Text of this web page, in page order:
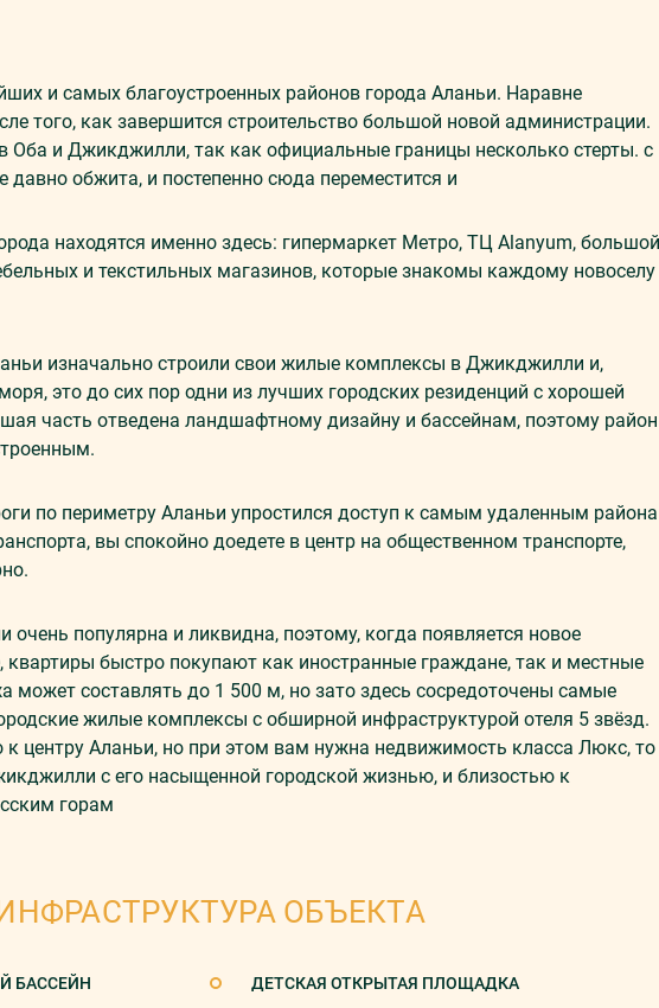
и самых благоустроенных районов города Аланьи. Наравне
того, как завершится строительство большой новой администрации.
Оба и Джикджилли, так как официальные границы несколько стерты. с
давно обжита, и постепенно сюда переместится и
находятся именно здесь: гипермаркет Метро, ТЦ Alanyum, большой
и текстильных магазинов, которые знакомы каждому новоселу
изначально строили свои жилые комплексы в Джикджилли и,
это до сих пор одни из лучших городских резиденций с хорошей
часть отведена ландшафтному дизайну и бассейнам, поэтому район
по периметру Аланьи упростился доступ к самым удаленным
вы спокойно доедете в центр на общественном транспорте,
популярна и ликвидна, поэтому, когда появляется новое
квартиры быстро покупают как иностранные граждане, так и местные
может составлять до 1 500 м, но зато здесь сосредоточены самые
жилые комплексы с обширной инфраструктурой отеля 5 звёзд.
к центру Аланьи, но при этом вам нужна недвижимость класса Люкс, то
с его насыщенной городской жизнью, и близостью к
горам
ОБЪЕКТА
БАССЕЙН
ДЕТСКАЯ ОТКРЫТАЯ ПЛОЩАДКА